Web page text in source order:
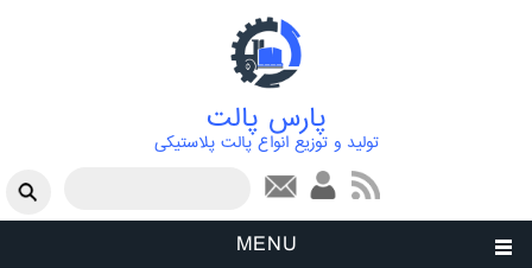
پارس پالت
تولید و توزیع انواع پالت پلاستیکی
فرم جستجو
MENU